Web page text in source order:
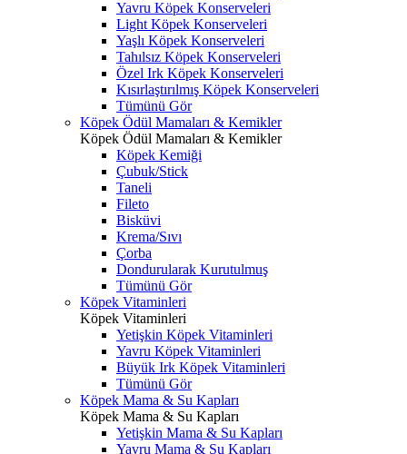
Yavru Köpek Konserveleri
Light Köpek Konserveleri
Yaşlı Köpek Konserveleri
Tahılsız Köpek Konserveleri
Özel Irk Köpek Konserveleri
Kısırlaştırılmış Köpek Konserveleri
Tümünü Gör
Köpek Ödül Mamaları & Kemikler
Köpek Ödül Mamaları & Kemikler
Köpek Kemiği
Çubuk/Stick
Taneli
Fileto
Bisküvi
Krema/Sıvı
Çorba
Dondurularak Kurutulmuş
Tümünü Gör
Köpek Vitaminleri
Köpek Vitaminleri
Yetişkin Köpek Vitaminleri
Yavru Köpek Vitaminleri
Büyük Irk Köpek Vitaminleri
Tümünü Gör
Köpek Mama & Su Kapları
Köpek Mama & Su Kapları
Yetişkin Mama & Su Kapları
Yavru Mama & Su Kapları